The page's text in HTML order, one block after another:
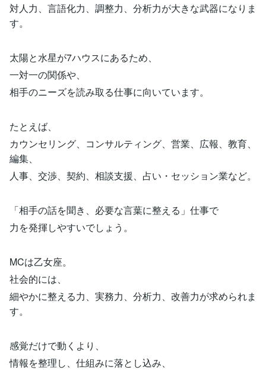
対人力、言語化力、調整力、分析力が大きな武器になりま
す。
太陽と水星が7ハウスにあるため、
一対一の関係や、
相手のニーズを読み取る仕事に向いています。
たとえば、
カウンセリング、コンサルティング、営業、広報、教育、
編集、
人事、交渉、契約、相談支援、占い・セッション業など。
「相手の話を聞き、必要な言葉に整える」仕事で
力を発揮しやすいでしょう。
MCは乙女座。
社会的には、
細やかに整える力、実務力、分析力、改善力が求められま
す。
感覚だけで動くより、
情報を整理し、仕組みに落とし込み、